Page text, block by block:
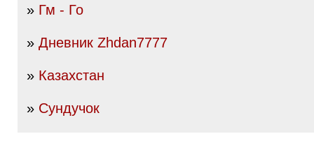
» Гм - Го
» Дневник Zhdan7777
» Казахстан
» Сундучок